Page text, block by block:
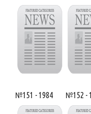
№151 - 1984 №152 -